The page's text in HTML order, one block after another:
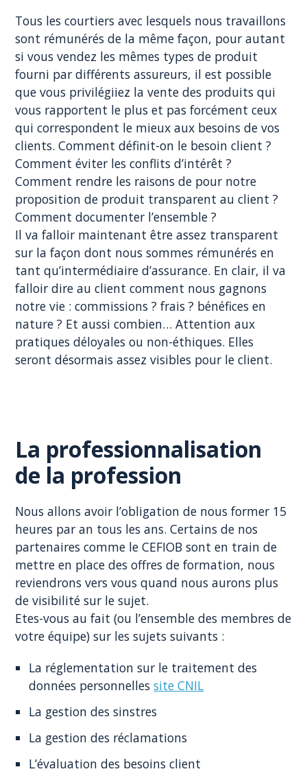
Tous les courtiers avec lesquels nous travaillons
sont rémunérés de la même façon, pour autant
si vous vendez les mêmes types de produit
fourni par différents assureurs, il est possible
que vous privilégiiez la vente des produits qui
vous rapportent le plus et pas forcément ceux
qui correspondent le mieux aux besoins de vos
clients. Comment définit-on le besoin client ?
Comment éviter les conflits d’intérêt ?
Comment rendre les raisons de pour notre
proposition de produit transparent au client ?
Comment documenter l’ensemble ?
Il va falloir maintenant être assez transparent
sur la façon dont nous sommes rémunérés en
tant qu’intermédiaire d’assurance. En clair, il va
falloir dire au client comment nous gagnons
notre vie : commissions ? frais ? bénéfices en
nature ? Et aussi combien… Attention aux
pratiques déloyales ou non-éthiques. Elles
seront désormais assez visibles pour le client.
La professionnalisation
de la profession
Nous allons avoir l’obligation de nous former 15
heures par an tous les ans. Certains de nos
partenaires comme le CEFIOB sont en train de
mettre en place des offres de formation, nous
reviendrons vers vous quand nous aurons plus
de visibilité sur le sujet.
Etes-vous au fait (ou l’ensemble des membres de
votre équipe) sur les sujets suivants :
La réglementation sur le traitement des
données personnellessite CNIL
La gestion des sinstres
La gestion des réclamations
L’évaluation des besoins client